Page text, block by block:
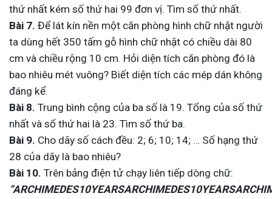
thứ nhất kém số thứ hai 99 đơn vị. Tìm số thứ nhất.
Bài 7. Để lát kín nền một căn phòng hình chữ nhật người
ta dùng hết 350 tấm gỗ hình chữ nhật có chiều dài 80
cm và chiều rộng 10 cm. Hỏi diện tích căn phòng đó là
bao nhiêu mét vuông? Biết diện tích các mép dán không
đáng kể.
Bài 8. Trung bình cộng của ba số là 19. Tổng của số thứ
nhất và số thứ hai là 23. Tìm số thứ ba.
Bài 9. Cho dãy số cách đều: 2; 6; 10; 14; … Số hạng thứ
28 của dãy là bao nhiêu?
Bài 10. Trên bảng điện tử chạy liên tiếp dòng chữ: